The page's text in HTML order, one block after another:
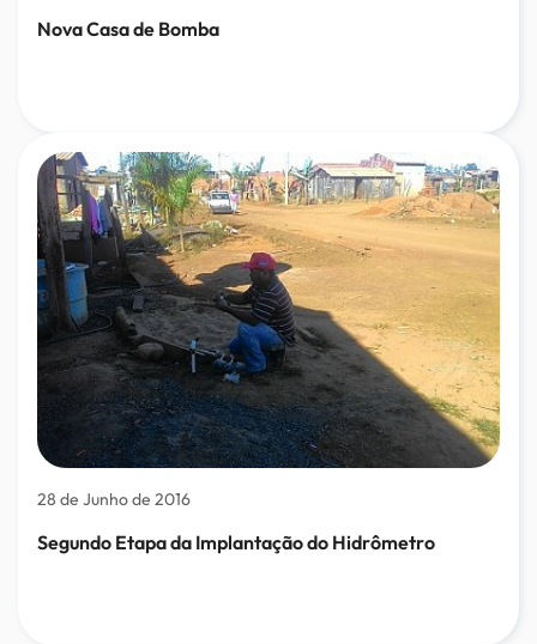
Nova Casa de Bomba
28 de Junho de 2016
Segundo Etapa da Implantação do Hidrômetro